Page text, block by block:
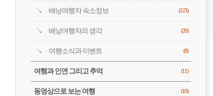
배낭여행자 숙소정보 (123)
배낭여행자의 생각 (20)
여행소식과 이벤트 (8)
여행과 인연 그리고 추억 (11)
동영상으로 보는 여행 (10)